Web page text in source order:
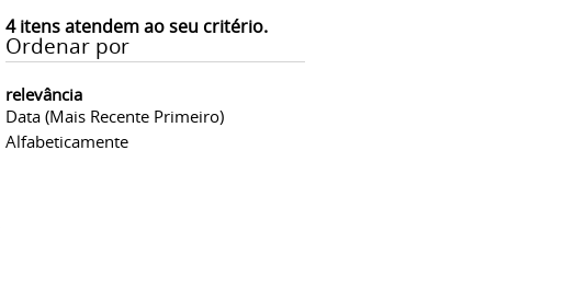
4itens atendem ao seu critério.
Ordenar por
relevância
Data (mais Recente Primeiro)
Alfabeticamente